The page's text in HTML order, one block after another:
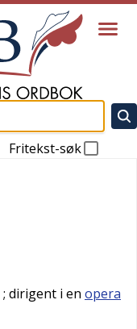
Fritekst-søk
; dirigent i en opera